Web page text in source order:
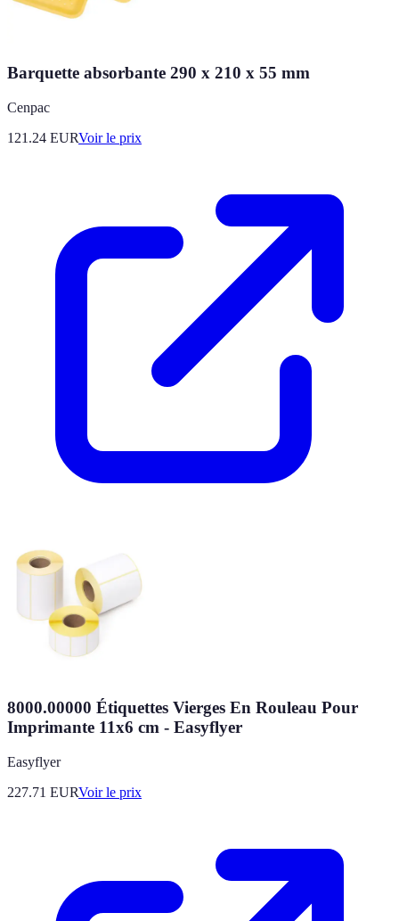
Barquette absorbante 290 x 210 x 55 mm
Cenpac
121.24 EURVoir le prix
8000.00000 Étiquettes Vierges En Rouleau Pour
Imprimante 11x6 cm - Easyflyer
Easyflyer
227.71 EURVoir le prix